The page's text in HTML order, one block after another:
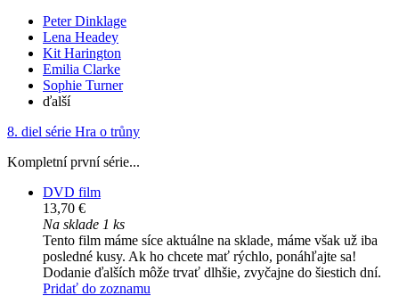
Peter Dinklage
Lena Headey
Kit Harington
Emilia Clarke
Sophie Turner
ďalší
8. diel série Hra o trůny
Kompletní první série...
DVD film
13,70 €
Na sklade 1 ks
Tento film máme síce aktuálne na sklade, máme však už iba
posledné kusy. Ak ho chcete mať rýchlo, ponáhľajte sa!
Dodanie ďalších môže trvať dlhšie, zvyčajne do šiestich dní.
Pridať do zoznamu